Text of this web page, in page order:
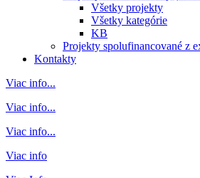
Všetky projekty
Všetky kategórie
KB
Projekty spolufinancované z
Kontakty
Viac info...
Viac info...
Viac info...
Viac info